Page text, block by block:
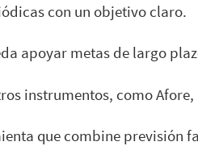
con un objetivo claro.
apoyar metas de largo
instrumentos, como
que combine previsión